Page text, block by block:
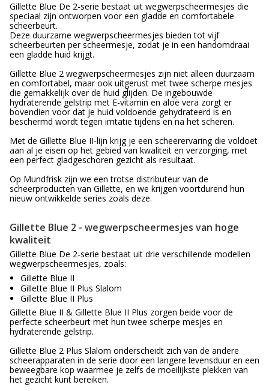
Gillette Blue De 2-serie bestaat uit wegwerpscheermesjes die
speciaal zijn ontworpen voor een gladde en comfortabele
scheerbeurt.
Deze duurzame wegwerpscheermesjes bieden tot vijf
scheerbeurten per scheermesje, zodat je in een handomdraai
een gladde huid krijgt.
Gillette Blue 2 wegwerpscheermesjes zijn niet alleen duurzaam
en comfortabel, maar ook uitgerust met twee scherpe mesjes
die gemakkelijk over de huid glijden. De ingebouwde
hydraterende gelstrip met E-vitamin en aloë vera zorgt er
bovendien voor dat je huid voldoende gehydrateerd is en
beschermd wordt tegen irritatie tijdens en na het scheren.
Met de Gillette Blue II-lijn krijg je een scheerervaring die voldoet
aan al je eisen op het gebied van kwaliteit en verzorging, met
een perfect gladgeschoren gezicht als resultaat.
Op Mundfrisk zijn we een trotse distributeur van de
scheerproducten van Gillette, en we krijgen voortdurend hun
nieuw ontwikkelde series zoals deze.
Gillette Blue 2 - wegwerpscheermesjes van hoge
kwaliteit
Gillette Blue De 2-serie bestaat uit drie verschillende modellen
wegwerpscheermesjes, zoals:
Gillette Blue II
Gillette Blue II Plus Slalom
Gillette Blue II Plus
Gillette Blue II & Gillette Blue II Plus zorgen beide voor de
perfecte scheerbeurt met hun twee scherpe mesjes en
hydraterende gelstrip.
Gillette Blue 2 Plus Slalom onderscheidt zich van de andere
scheerapparaten in de serie door een langere levensduur en een
beweegbare kop waarmee je zelfs de moeilijkste plekken van
het gezicht kunt bereiken.